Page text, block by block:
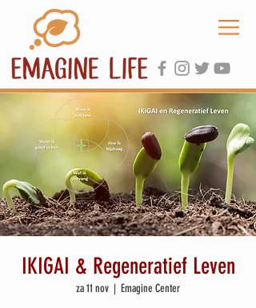
IKIGAI & Regeneratief Leven
za 11 nov
  |
Emagine Center